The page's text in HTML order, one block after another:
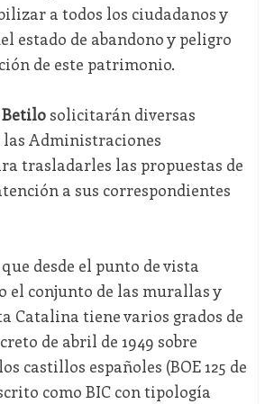
a todos los ciudadanos y
estado de abandono y peligro
de este patrimonio.
solicitarán diversas
las Administraciones
trasladarles las propuestas de
a sus correspondientes
desde el punto de vista
el conjunto de las murallas y
Catalina tiene varios grados de
de abril de 1949 sobre
castillos españoles (BOE 125 de
como BIC con tipología